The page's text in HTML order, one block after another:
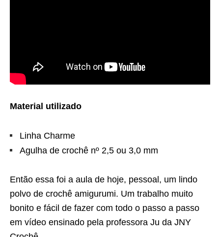
Material utilizado
Linha Charme
Agulha de crochê nº 2,5 ou 3,0 mm
Então essa foi a aula de hoje, pessoal, um lindo
polvo de crochê amigurumi. Um trabalho muito
bonito e fácil de fazer com todo o passo a passo
em vídeo ensinado pela professora Ju da JNY